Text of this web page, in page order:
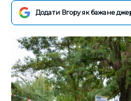
Додати Вгору як бажане